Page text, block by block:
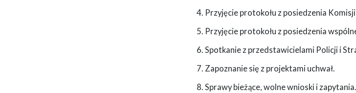
4. Przyjęcie protokołu z posiedzenia
5. Przyjęcie protokołu z posiedzenia
6. Spotkanie z przedstawicielami Policji i
7. Zapoznanie się z projektami uchwał.
8. Sprawy bieżące, wolne wnioski i zapytania.